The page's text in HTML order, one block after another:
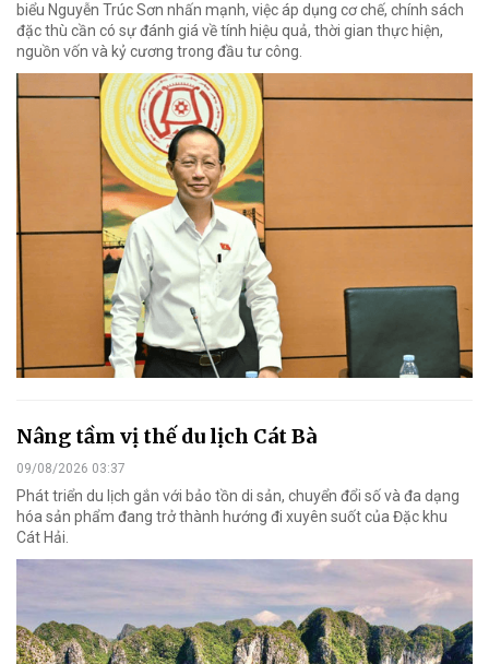
biểu Nguyễn Trúc Sơn nhấn mạnh, việc áp dụng cơ chế, chính sách
đặc thù cần có sự đánh giá về tính hiệu quả, thời gian thực hiện,
nguồn vốn và kỷ cương trong đầu tư công.
Nâng tầm vị thế du lịch Cát Bà
09/08/2026 03:37
Phát triển du lịch gắn với bảo tồn di sản, chuyển đổi số và đa dạng
hóa sản phẩm đang trở thành hướng đi xuyên suốt của Đặc khu
Cát Hải.